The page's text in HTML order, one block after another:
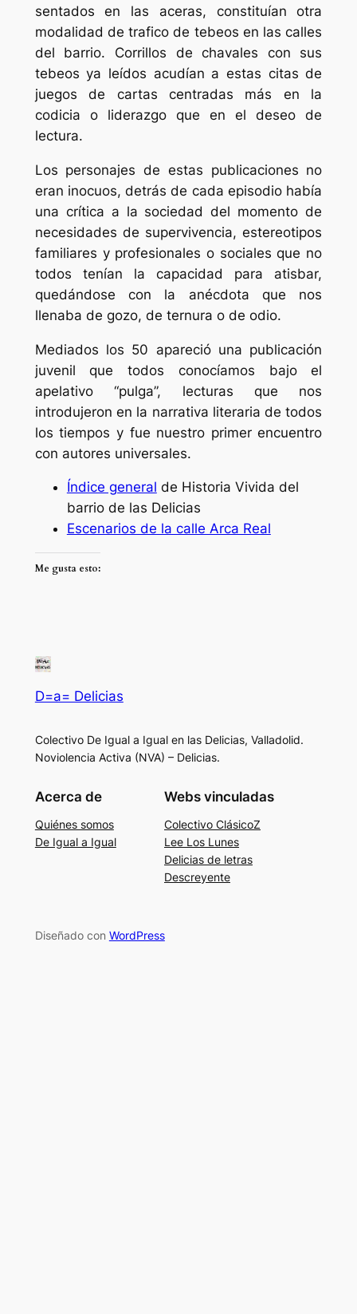
sentados en las aceras, constituían otra
modalidad de trafico de tebeos en las calles
del barrio. Corrillos de chavales con sus
tebeos ya leídos acudían a estas citas de
juegos de cartas centradas más en la
codicia o liderazgo que en el deseo de
lectura.
Los personajes de estas publicaciones no
eran inocuos, detrás de cada episodio había
una crítica a la sociedad del momento de
necesidades de supervivencia, estereotipos
familiares y profesionales o sociales que no
todos tenían la capacidad para atisbar,
quedándose con la anécdota que nos
llenaba de gozo, de ternura o de odio.
Mediados los 50 apareció una publicación
juvenil que todos conocíamos bajo el
apelativo “pulga”, lecturas que nos
introdujeron en la narrativa literaria de todos
los tiempos y fue nuestro primer encuentro
con autores universales.
Índice general de Historia Vivida del
barrio de las Delicias
Escenarios de la calle Arca Real
Me gusta esto:
D=a= Delicias
Colectivo De Igual a Igual en las Delicias, Valladolid.
Noviolencia Activa (NVA) – Delicias.
Acerca de
Quiénes somos
De Igual a Igual
Webs vinculadas
Colectivo ClásicoZ
Lee Los Lunes
Delicias de letras
Descreyente
Diseñado con WordPress